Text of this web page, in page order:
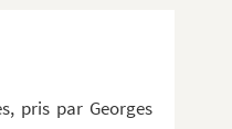
pris par Georges